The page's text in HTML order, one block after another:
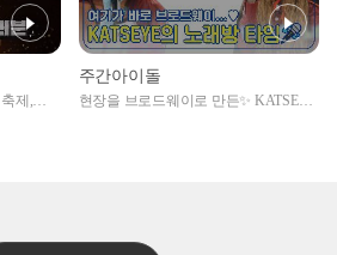
제,
주간아이돌
현장을 브로드웨이로 만든✨ KATSEYE